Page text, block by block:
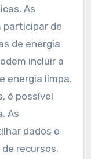
As
participar de
de energia
incluir a
energia limpa.
é possível
As
dados e
recursos.